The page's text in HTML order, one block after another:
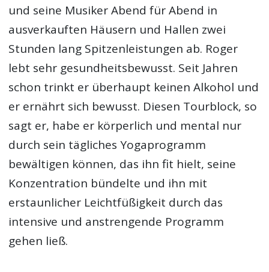
und seine Musiker Abend für Abend in
ausverkauften Häusern und Hallen zwei
Stunden lang Spitzenleistungen ab. Roger
lebt sehr gesundheitsbewusst. Seit Jahren
schon trinkt er überhaupt keinen Alkohol und
er ernährt sich bewusst. Diesen Tourblock, so
sagt er, habe er körperlich und mental nur
durch sein tägliches Yogaprogramm
bewältigen können, das ihn fit hielt, seine
Konzentration bündelte und ihn mit
erstaunlicher Leichtfüßigkeit durch das
intensive und anstrengende Programm
gehen ließ.